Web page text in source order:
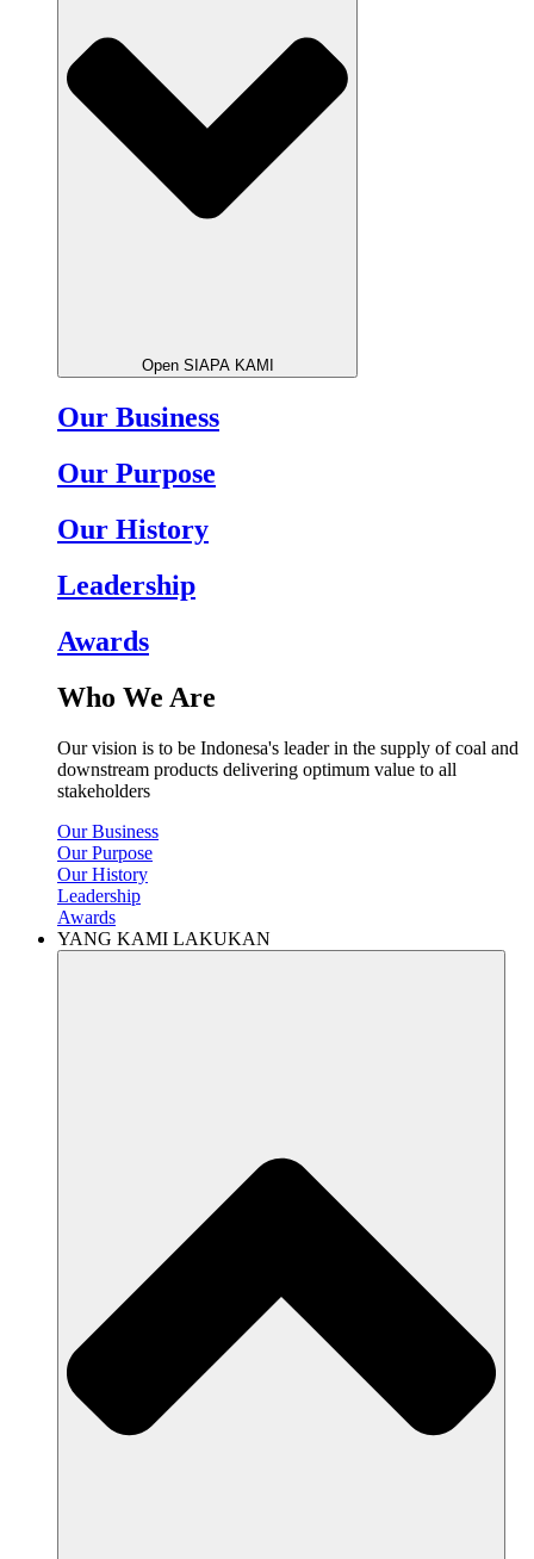
Open SIAPA KAMI
Our Business
Our Purpose
Our History
Leadership
Awards
Who We Are
Our vision is to be Indonesa's leader in the supply of coal and
downstream products delivering optimum value to all
stakeholders
Our Business
Our Purpose
Our History
Leadership
Awards
YANG KAMI LAKUKAN